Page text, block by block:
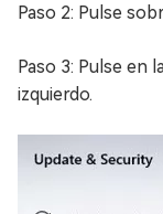
Paso 2: Pulse
Paso 3: Pulse en
izquierdo.